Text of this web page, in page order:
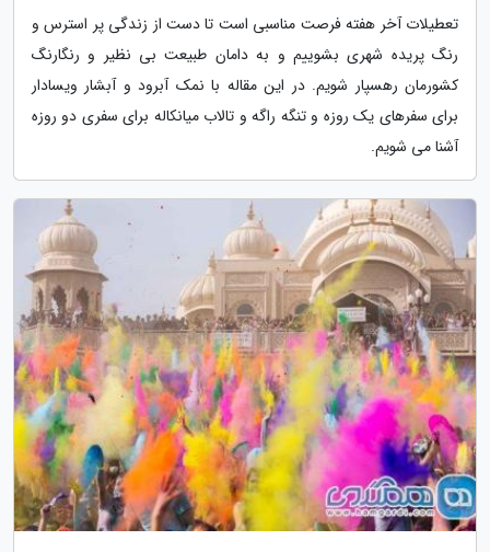
تعطیلات آخر هفته فرصت مناسبی است تا دست از زندگی پر استرس و
رنگ پریده شهری بشوییم و به دامان طبیعت بی نظیر و رنگارنگ
کشورمان رهسپار شویم. در این مقاله با نمک آبرود و آبشار ویسادار
برای سفرهای یک روزه و تنگه راگه و تالاب میانکاله برای سفری دو روزه
آشنا می شویم.